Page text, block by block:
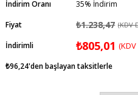
İndirim Oranı
%
35
İndirim
Fiyat
₺1.238,47 (KDV
İndirimli ₺805,01
₺96,24'den başlayan taksitlerle